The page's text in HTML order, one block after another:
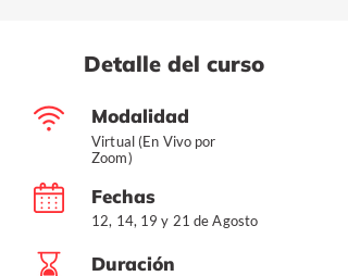
Detalle del curso
Modalidad
Virtual (En Vivo por
Zoom)
Fechas
12, 14, 19 y 21 de Agosto
Duración